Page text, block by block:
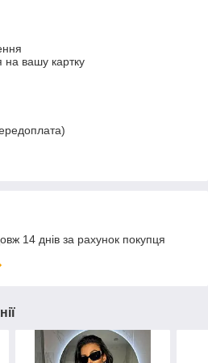
на вашу картку
14 днів за рахунок покупця